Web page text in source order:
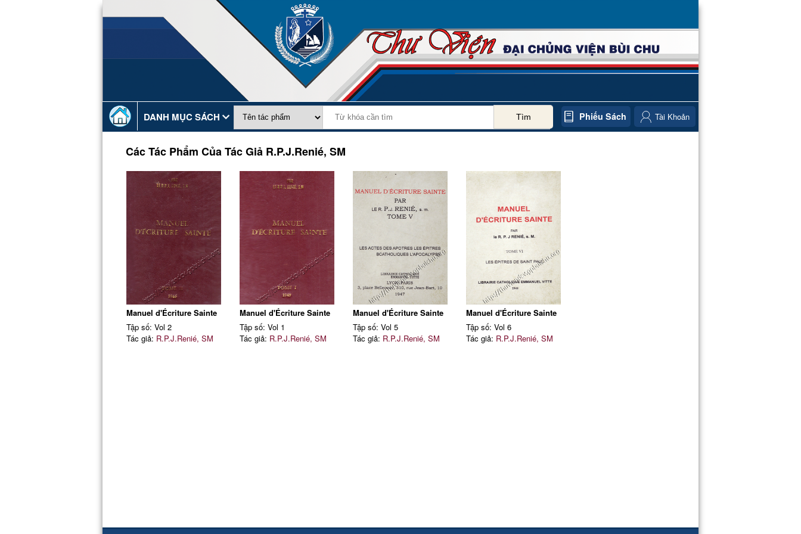
DANH MỤC SÁCH Tìm Phiếu Sách Tài Khoản
Các Tác Phẩm Của Tác Giả R.P.J.Renié, SM
Manuel d'Écriture Sainte
Tập số: Vol 2
Tác giả: R.P.J.Renié, SM
Manuel d'Écriture Sainte
Tập số: Vol 1
Tác giả: R.P.J.Renié, SM
Manuel d'Écriture Sainte
Tập số: Vol 5
Tác giả: R.P.J.Renié, SM
Manuel d'Écriture Sainte
Tập số: Vol 6
Tác giả: R.P.J.Renié, SM